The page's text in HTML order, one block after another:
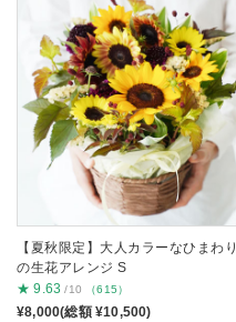
【夏秋限定】大人カラーなひまわり
の生花アレンジ S
★ 9.63 /10 （615）
¥8,000(総額 ¥10,500)